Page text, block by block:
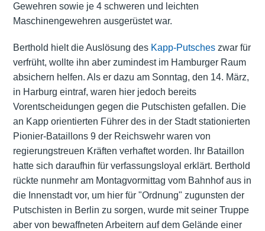
Gewehren sowie je 4 schweren und leichten
Maschinengewehren ausgerüstet war.
Berthold hielt die Auslösung des Kapp-Putscheszwar für
verfrüht, wollte ihn aber zumindest im Hamburger Raum
absichern helfen. Als er dazu am Sonntag, den 14. März,
in Harburg eintraf, waren hier jedoch bereits
Vorentscheidungen gegen die Putschisten gefallen. Die
an Kapp orientierten Führer des in der Stadt stationierten
Pionier-Bataillons 9 der Reichswehr waren von
regierungstreuen Kräften verhaftet worden. Ihr Bataillon
hatte sich daraufhin für verfassungsloyal erklärt. Berthold
rückte nunmehr am Montagvormittag vom Bahnhof aus in
die Innenstadt vor, um hier für "Ordnung" zugunsten der
Putschisten in Berlin zu sorgen, wurde mit seiner Truppe
aber von bewaffneten Arbeitern auf dem Gelände einer